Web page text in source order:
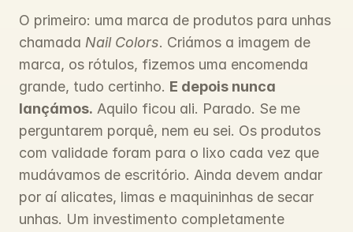
O primeiro: uma marca de produtos para unhas
chamada Nail Colors. Criámos a imagem de
marca, os rótulos, fizemos uma encomenda
grande, tudo certinho. E depois nunca
lançámos. Aquilo ficou ali. Parado. Se me
perguntarem porquê, nem eu sei. Os produtos
com validade foram para o lixo cada vez que
mudávamos de escritório. Ainda devem andar
por aí alicates, limas e maquininhas de secar
unhas. Um investimento completamente